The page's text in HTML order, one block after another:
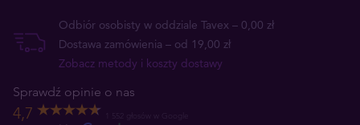
Odbiór osobisty w oddziale Tavex – 0,00 zł
Dostawa zamówienia – od 19,00 zł
Zobacz metody i koszty dostawy
Sprawdź opinie o nas
4,7